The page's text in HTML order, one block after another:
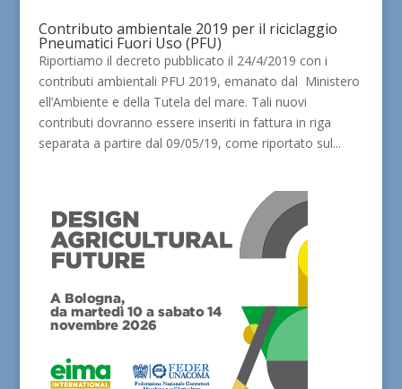
Contributo ambientale 2019 per il riciclaggio
Pneumatici Fuori Uso (PFU)
Riportiamo il decreto pubblicato il 24/4/2019 con i
contributi ambientali PFU 2019, emanato dal Ministero
ell’Ambiente e della Tutela del mare. Tali nuovi
contributi dovranno essere inseriti in fattura in riga
separata a partire dal 09/05/19, come riportato sul...